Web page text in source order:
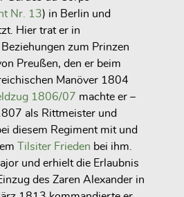
Nr. 13) in Berlin und
Hier trat er in
zum Prinzen
Preußen, den er beim
Manöver 1804
1806/07 machte er –
als Rittmeister und
diesem Regiment mit und
Tilsiter Frieden bei ihm.
und erhielt die Erlaubnis
des Zaren Alexander in